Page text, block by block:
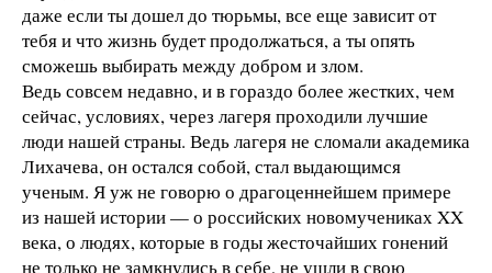
даже если ты дошел до тюрьмы, все еще зависит от
тебя и что жизнь будет продолжаться, а ты опять
сможешь выбирать между добром и злом.
Ведь совсем недавно, и в гораздо более жестких, чем
сейчас, условиях, через лагеря проходили лучшие
люди нашей страны. Ведь лагеря не сломали академика
Лихачева, он остался собой, стал выдающимся
ученым. Я уж не говорю о драгоценнейшем примере
из нашей истории — о российских новомучениках XX
века, о людях, которые в годы жесточайших гонений
не только не замкнулись в себе, не ушли в свою